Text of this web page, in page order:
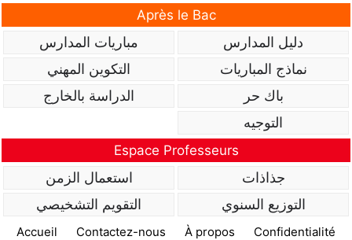
Après le Bac
دليل المدارس
مباريات المدارس
نماذج المباريات
التكوين المهني
باك حر
الدراسة بالخارج
التوجيه
Espace Professeurs
جذاذات
استعمال الزمن
التوزيع السنوي
التقويم التشخيصي
Accueil Contactez-nous À propos Confidentialité